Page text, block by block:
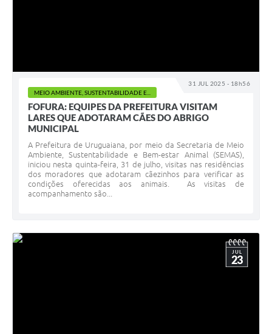
Contas Públicas
Links
Telefones Úteis
Termos de Uso & Política de Privacidade
31 JUL 2025 - 18h56
MEIO AMBIENTE, SUSTENTABILIDADE E...
FOFURA: EQUIPES DA PREFEITURA VISITAM
LARES QUE ADOTARAM CÃES DO ABRIGO
MUNICIPAL
A Prefeitura de Uruguaiana, por meio da Secretaria de Meio
Ambiente, Sustentabilidade e Bem-estar Animal (SEMAS),
iniciou nesta quinta-feira, 31 de julho, visitas nas residências
dos moradores que adotaram cãezinhos para verificar as
condições oferecidas aos animais. As visitas de
acompanhamento são...
JUL
23